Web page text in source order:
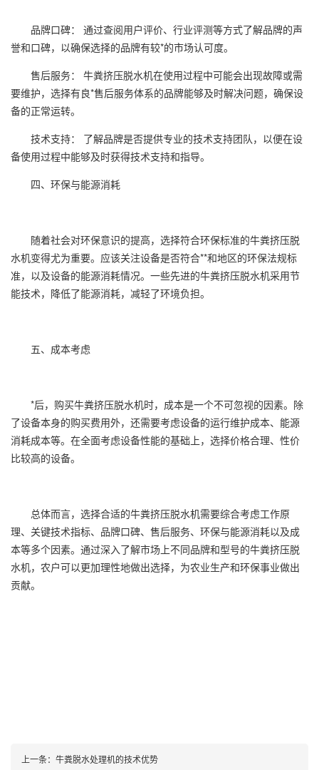
品牌口碑： 通过查阅用户评价、行业评测等方式了解品牌的声
誉和口碑，以确保选择的品牌有较*的市场认可度。
售后服务： 牛粪挤压脱水机在使用过程中可能会出现故障或需
要维护，选择有良*售后服务体系的品牌能够及时解决问题，确保设
备的正常运转。
技术支持： 了解品牌是否提供专业的技术支持团队，以便在设
备使用过程中能够及时获得技术支持和指导。
四、环保与能源消耗
随着社会对环保意识的提高，选择符合环保标准的牛粪挤压脱
水机变得尤为重要。应该关注设备是否符合**和地区的环保法规标
准，以及设备的能源消耗情况。一些先进的牛粪挤压脱水机采用节
能技术，降低了能源消耗，减轻了环境负担。
五、成本考虑
*后，购买牛粪挤压脱水机时，成本是一个不可忽视的因素。除
了设备本身的购买费用外，还需要考虑设备的运行维护成本、能源
消耗成本等。在全面考虑设备性能的基础上，选择价格合理、性价
比较高的设备。
总体而言，选择合适的牛粪挤压脱水机需要综合考虑工作原
理、关键技术指标、品牌口碑、售后服务、环保与能源消耗以及成
本等多个因素。通过深入了解市场上不同品牌和型号的牛粪挤压脱
水机，农户可以更加理性地做出选择，为农业生产和环保事业做出
贡献。
上一条： 牛粪脱水处理机的技术优势